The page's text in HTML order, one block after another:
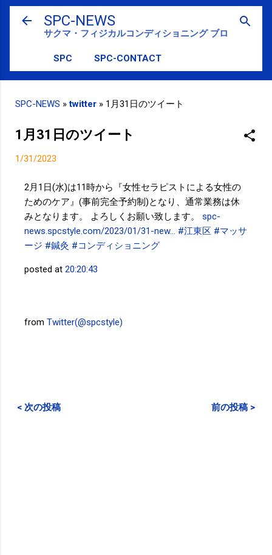
スキップしてメイン コンテンツに移動
SPC-NEWS
サクマ・フィジカルコンディショニング ブログ
SPC SPC-CONTACT
SPC-NEWS »twitter » 1月31日のツイート
1月31日のツイート
1/31/2023
2月1日(水)は11時から『女性セラピストによる女性の
ためのケア』(事前完全予約制)となり、通常業務は休
みとなります。 よろしくお願い致します。 spc-
news.spcstyle.com/2023/01/31-new…
#江東区 #マッサ
ージ #鍼灸 #コンディショニング
posted at 20:20:43
from Twitter(@spcstyle)
< 次の投稿 前の投稿 >